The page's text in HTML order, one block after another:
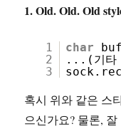
1. Old. Old. Old
1 char
2
...(기타
3
혹시 위와 같은 스
으신가요? 물론,